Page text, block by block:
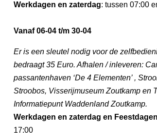
Werkdagen en zaterdag: tussen 07:00
Vanaf 06-04 t/m 30-04
Er is een sleutel nodig voor de
bedraagt 35 Euro. Afhalen / inleveren:
passantenhaven ‘De 4 Elementen’ ,
Stroobos, Visserijmuseum Zoutkamp en
Informatiepunt Waddenland Zoutkamp.
Werkdagen en zaterdag en Feestdagen
17:00